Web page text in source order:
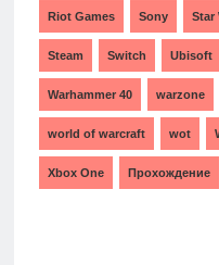
Riot Games Sony Star
Steam Switch Ubisoft
Warhammer 40 warzone
world of warcraft wot
Xbox One Прохождение